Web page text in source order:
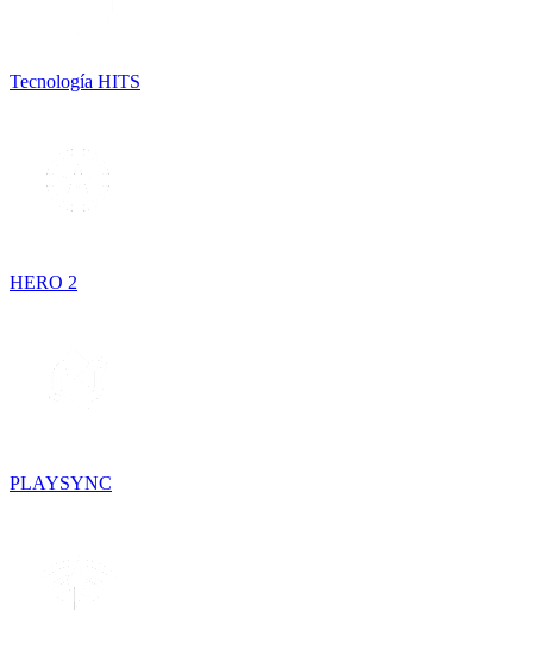
Tecnología HITS
HERO 2
PLAYSYNC